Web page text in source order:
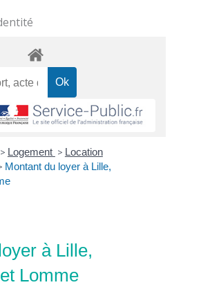
> Logement > Location
Montant du loyer à Lille,
à Lille,
Lomme